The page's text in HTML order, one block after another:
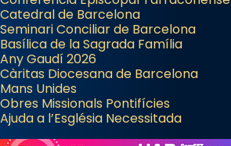
Catedral de Barcelona
Seminari Conciliar de Barcelona
Basílica de la Sagrada Família
Any Gaudí 2026
Càritas Diocesana de Barcelona
Mans Unides
Obres Missionals Pontifícies
Ajuda a l’Església Necessitada